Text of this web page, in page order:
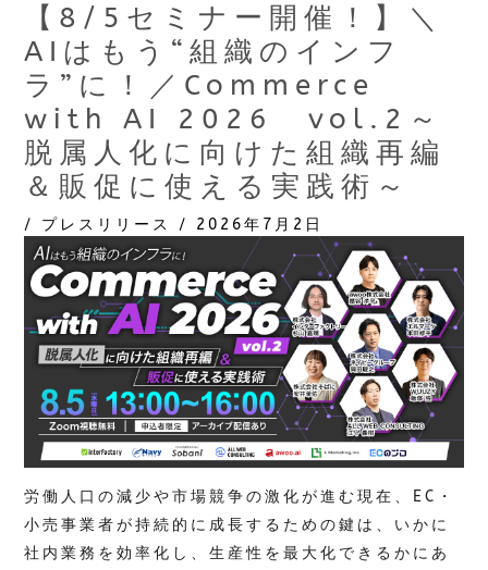
【8/5セミナー開催！】＼
AIはもう“組織のインフ
ラ”に！／Commerce
with AI 2026 vol.2～
脱属人化に向けた組織再編
＆販促に使える実践術～
/ プレスリリース / 2026年7月2日
労働人口の減少や市場競争の激化が進む現在、EC・
小売事業者が持続的に成長するための鍵は、いかに
社内業務を効率化し、生産性を最大化できるかにあ